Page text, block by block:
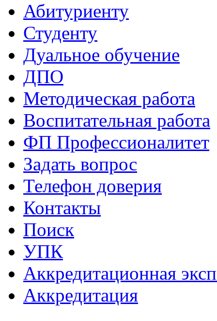
Абитуриенту
Студенту
Дуальное обучение
ДПО
Методическая работа
Воспитательная работа
ФП Профессионалитет
Задать вопрос
Телефон доверия
Контакты
Поиск
УПК
Аккредитационная
Аккредитация